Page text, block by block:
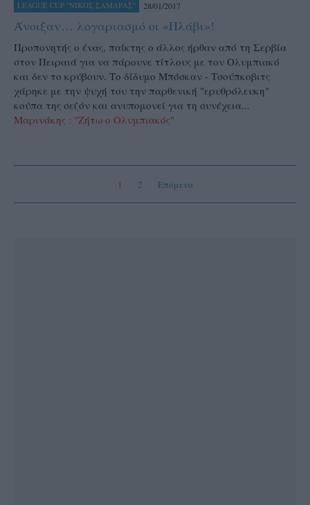
LEAGUE CUP "ΝΙΚΟΣ ΣΑΜΑΡΑΣ" 28/01/2017
Άνοιξαν… λογαριασμό οι «Πλάβι»!
Προπονητής ο ένας, παίκτης ο άλλος ήρθαν από τη Σερβία
στον Πειραιά για να πάρουνε τίτλους με τον Ολυμπιακό
και δεν το κρύβουν. Το δίδυμο Μπόσκαν - Τσούπκοβιτς
χάρηκε με την ψυχή του την παρθενική "ερυθρόλευκη"
κούπα της σεζόν και ανυπομονεί για τη συνέχεια...
Μαρινάκης : "Ζήτω ο Ολυμπιακός"
1 2 Επόμενο